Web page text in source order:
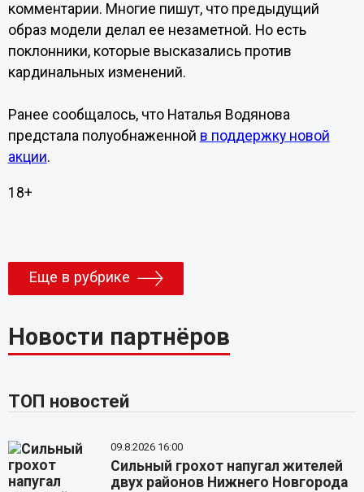
комментарии. Многие пишут, что предыдущий
образ модели делал ее незаметной. Но есть
поклонники, которые высказались против
кардинальных изменений.
Ранее сообщалось, что Наталья Водянова
предстала полуобнаженной в поддержку новой
акции.
18+
Еще в рубрике
Новости партнёров
ТОП новостей
09.8.2026 16:00
Сильный грохот напугал жителей
двух районов Нижнего Новгорода